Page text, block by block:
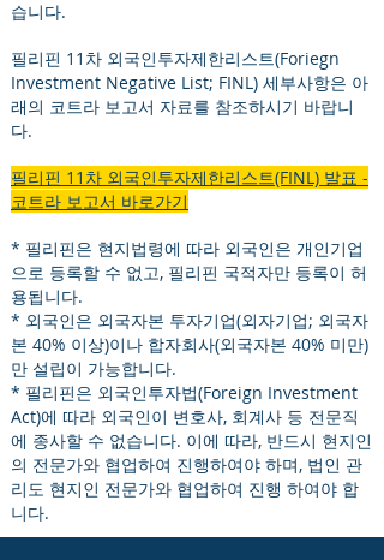
습니다.
필리핀 11차 외국인투자제한리스트(Foriegn
Investment Negative List; FINL) 세부사항은 아
래의 코트라 보고서 자료를 참조하시기 바랍니
다.
필리핀 11차 외국인투자제한리스트(FINL) 발표 -
코트라 보고서 바로가기
* 필리핀은 현지법령에 따라 외국인은 개인기업
으로 등록할 수 없고, 필리핀 국적자만 등록이 허
용됩니다.
* 외국인은 외국자본 투자기업(외자기업; 외국자
본 40% 이상)이나 합자회사(외국자본 40% 미만)
만 설립이 가능합니다.
* 필리핀은 외국인투자법(Foreign Investment
Act)에 따라 외국인이 변호사, 회계사 등 전문직
에 종사할 수 없습니다. 이에 따라, 반드시 현지인
의 전문가와 협업하여 진행하여야 하며, 법인 관
리도 현지인 전문가와 협업하여 진행 하여야 합
니다.